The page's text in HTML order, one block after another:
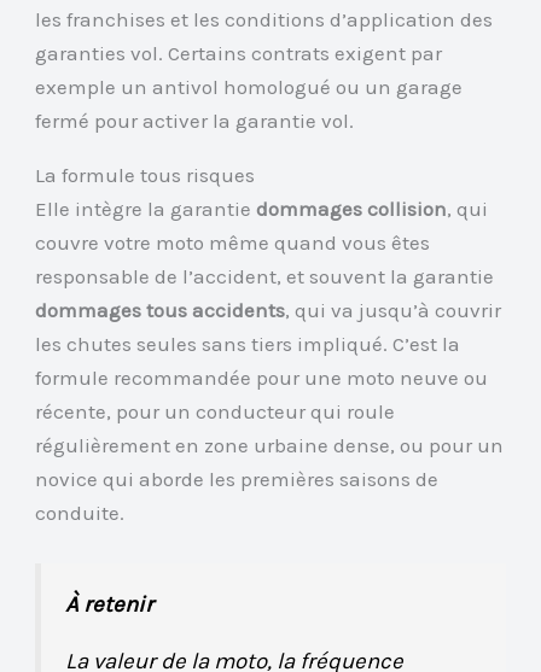
les franchises et les conditions d’application des
garanties vol. Certains contrats exigent par
exemple un antivol homologué ou un garage
fermé pour activer la garantie vol.
La formule tous risques
Elle intègre la garantiedommages collision, qui
couvre votre moto même quand vous êtes
responsable de l’accident, et souvent la garantie
dommages tous accidents, qui va jusqu’à couvrir
les chutes seules sans tiers impliqué. C’est la
formule recommandée pour une moto neuve ou
récente, pour un conducteur qui roule
régulièrement en zone urbaine dense, ou pour un
novice qui aborde les premières saisons de
conduite.
À retenir
La valeur de la moto, la fréquence